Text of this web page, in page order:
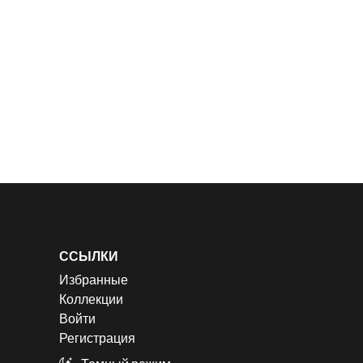
ССЫЛКИ
Избранные
Коллекции
Войти
Регистрация